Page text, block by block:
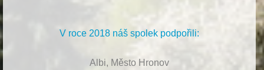
V roce 2018 náš spolek podpořili:
Albi, Město Hronov